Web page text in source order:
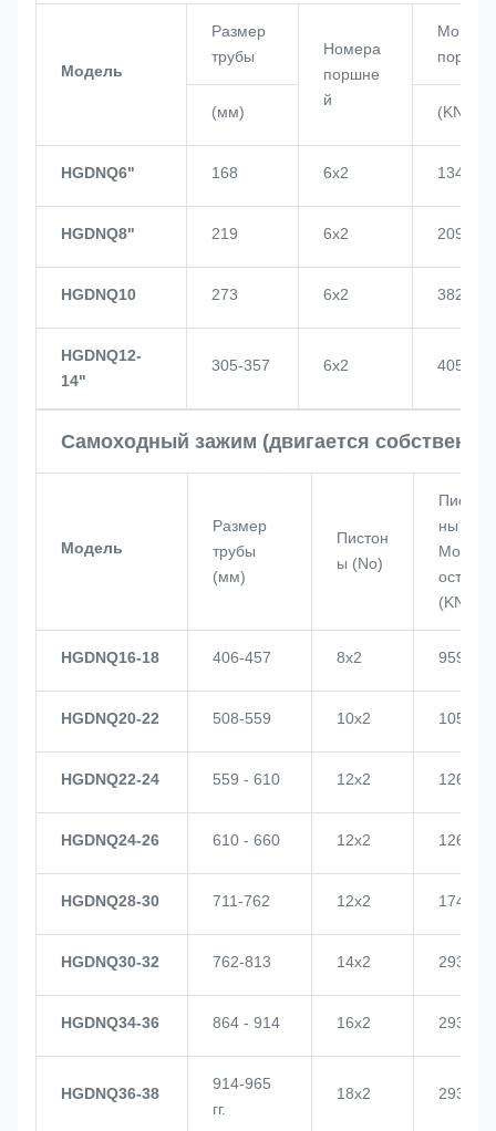
Модель
Размер
трубы
Номера
поршне
й
поршня
(мм) (KN)
HGDNQ6" 168 6х2 134
HGDNQ8" 219 6х2 209
HGDNQ10 273 6х2 382
HGDNQ12-
14"
305-357 6х2 405
Самоходный зажим (двигается
Модель
Размер
трубы
(мм)
Пистон
ы (No)
Писто
ны
Мощн
ость
(KN)
HGDNQ16-18 406-457 8х2 959
HGDNQ20-22 508-559 10х2 1057
HGDNQ22-24 559 - 610 12х2 1268
HGDNQ24-26 610 - 660 12х2 1268
HGDNQ28-30 711-762 12х2 1748
HGDNQ30-32 762-813 14х2 2937
HGDNQ34-36 864 - 914 16х2 2937
HGDNQ36-38
914-965
гг.
18х2 2937